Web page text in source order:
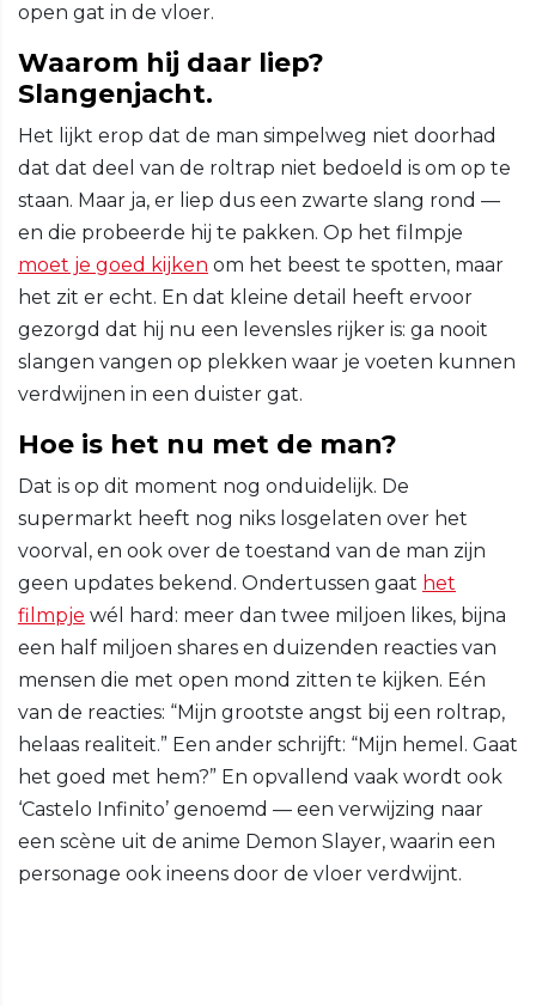
open gat in de vloer.
Waarom hij daar liep?
Slangenjacht.
Het lijkt erop dat de man simpelweg niet doorhad
dat dat deel van de roltrap niet bedoeld is om op te
staan. Maar ja, er liep dus een zwarte slang rond —
en die probeerde hij te pakken. Op het filmpje
moet je goed kijken om het beest te spotten, maar
het zit er echt. En dat kleine detail heeft ervoor
gezorgd dat hij nu een levensles rijker is: ga nooit
slangen vangen op plekken waar je voeten kunnen
verdwijnen in een duister gat.
Hoe is het nu met de man?
Dat is op dit moment nog onduidelijk. De
supermarkt heeft nog niks losgelaten over het
voorval, en ook over de toestand van de man zijn
geen updates bekend. Ondertussen gaat het
filmpje wél hard: meer dan twee miljoen likes, bijna
een half miljoen shares en duizenden reacties van
mensen die met open mond zitten te kijken. Eén
van de reacties: “Mijn grootste angst bij een roltrap,
helaas realiteit.” Een ander schrijft: “Mijn hemel. Gaat
het goed met hem?” En opvallend vaak wordt ook
‘Castelo Infinito’ genoemd — een verwijzing naar
een scène uit de anime Demon Slayer, waarin een
personage ook ineens door de vloer verdwijnt.